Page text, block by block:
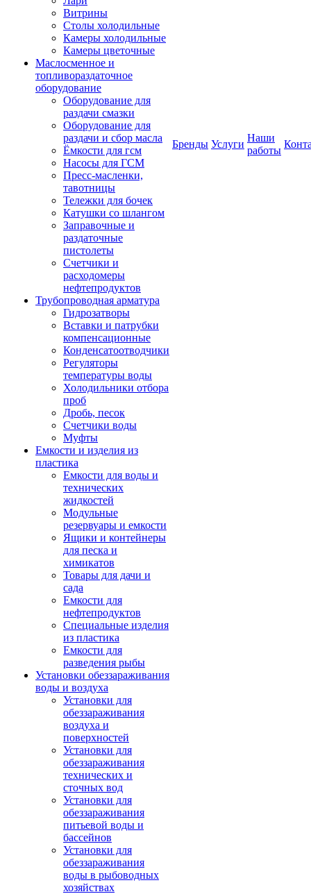
Витрины
Столы холодильные
Камеры холодильные
Камеры цветочные
Маслосменное и
топливораздаточное
оборудование
Оборудование для
раздачи смазки
Оборудование для
раздачи и сбор масла
Ёмкости для гсм
Насосы для ГСМ
Пресс-масленки,
тавотницы
Тележки для бочек
Катушки со шлангом
Заправочные и
раздаточные
пистолеты
Счетчики и
расходомеры
нефтепродуктов
Трубопроводная арматура
Гидрозатворы
Вставки и патрубки
компенсационные
Конденсатоотводчики
Регуляторы
температуры воды
Холодильники отбора
проб
Дробь, песок
Счетчики воды
Муфты
Емкости и изделия из
пластика
Емкости для воды и
технических
жидкостей
Модульные
резервуары и емкости
Ящики и контейнеры
для песка и
химикатов
Товары для дачи и
сада
Емкости для
нефтепродуктов
Специальные изделия
из пластика
Емкости для
разведения рыбы
Установки обеззараживания
воды и воздуха
Установки для
обеззараживания
воздуха и
поверхностей
Установки для
обеззараживания
технических и
сточных вод
Установки для
обеззараживания
питьевой воды и
бассейнов
Установки для
обеззараживания
воды в рыбоводных
хозяйствах
Бренды Услуги
Наши
работы